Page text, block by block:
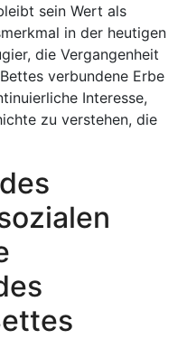
sein Wert als
in der heutigen
die Vergangenheit
verbundene Erbe
Interesse,
zu verstehen, die